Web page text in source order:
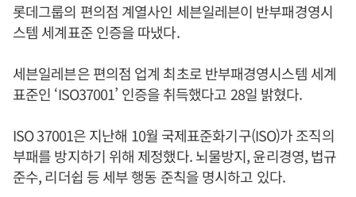
롯데그룹의 편의점 계열사인 세븐일레븐이 반부패경영시
스템 세계표준 인증을 따냈다.
세븐일레븐은 편의점 업계 최초로 반부패경영시스템 세계
표준인 ‘ISO37001’ 인증을 취득했다고 28일 밝혔다.
ISO 37001은 지난해 10월 국제표준화기구(ISO)가 조직의
부패를 방지하기 위해 제정했다. 뇌물방지, 윤리경영, 법규
준수, 리더쉽 등 세부 행동 준칙을 명시하고 있다.